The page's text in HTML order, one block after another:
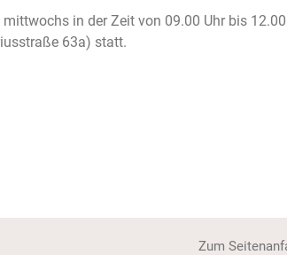
in der Zeit von 09.00 Uhr bis
63a) statt.
Zum